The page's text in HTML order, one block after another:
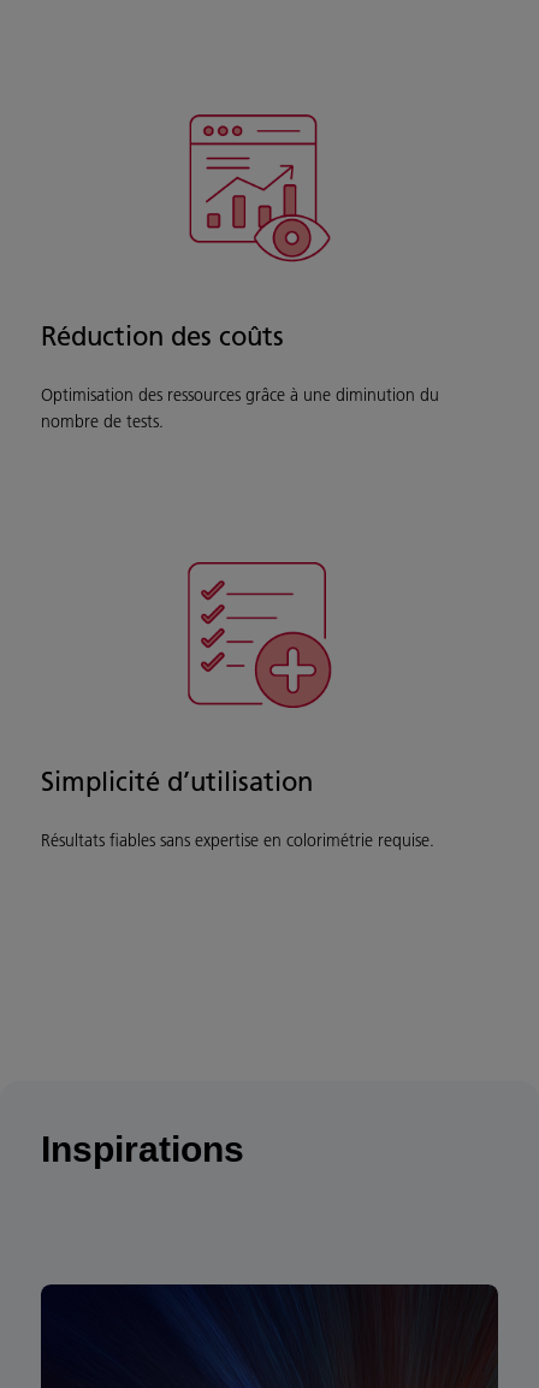
Réduction des coûts
Optimisation des ressources grâce à une diminution du
nombre de tests.
Simplicité d’utilisation
Résultats fiables sans expertise en colorimétrie requise.
Inspirations